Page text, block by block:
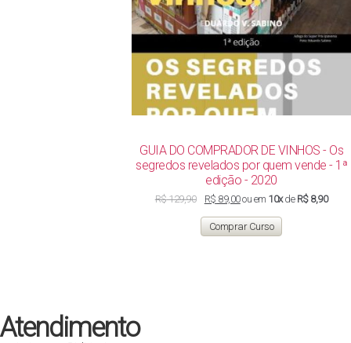
GUIA DO COMPRADOR DE VINHOS - Os
segredos revelados por quem vende - 1ª
edição - 2020
R$129,90
original
era:
R$ 129,90.
R$ 89,00O
atual
é:
R$ 89,00.
ou em 10xde R$ 8,90
Comprar Curso
Atendimento